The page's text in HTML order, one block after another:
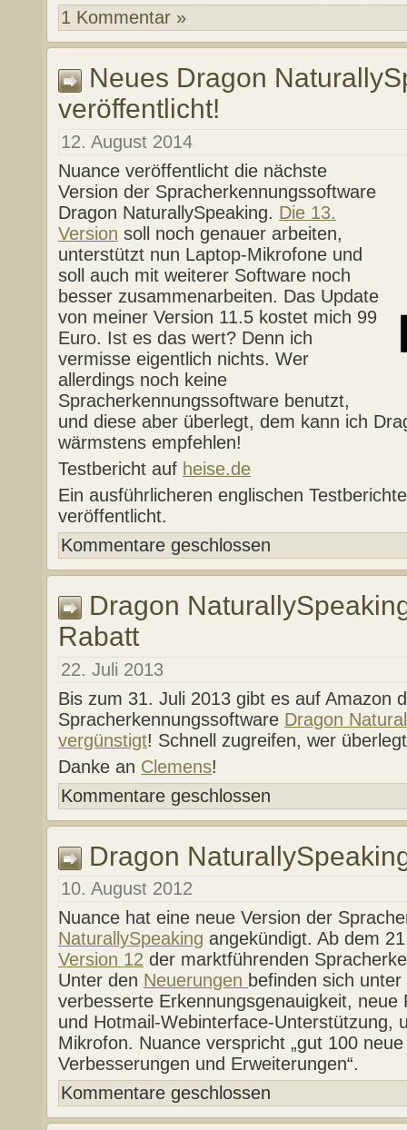
1 Kommentar »
Neues Dragon
veröffentlicht!
12. August 2014
Nuance veröffentlicht die nächste
Version der Spracherkennungssoftware
Dragon NaturallySpeaking. Die 13.
Version soll noch genauer arbeiten,
unterstützt nun Laptop-Mikrofone und
soll auch mit weiterer Software noch
besser zusammenarbeiten. Das Update
von meiner Version 11.5 kostet mich 99
Euro. Ist es das wert? Denn ich
vermisse eigentlich nichts. Wer
allerdings noch keine
Spracherkennungssoftware benutzt,
und diese aber überlegt, dem kann ich
wärmstens empfehlen!
Testbericht auf heise.de
Ein ausführlicheren englischen
veröffentlicht.
Kommentare geschlossen
Dragon
Rabatt
22. Juli 2013
Bis zum 31. Juli 2013 gibt es auf Amazon
Spracherkennungssoftware Dragon
vergünstigt! Schnell zugreifen, wer
Danke an Clemens!
Kommentare geschlossen
Dragon
10. August 2012
Nuance hat eine neue Version der
NaturallySpeaking angekündigt. Ab dem
Version 12 der marktführenden
Unter den Neuerungen befinden sich
verbesserte Erkennungsgenauigkeit,
und Hotmail-Webinterface-Unterstützung,
Mikrofon. Nuance verspricht „gut 100
Verbesserungen und Erweiterungen“.
Kommentare geschlossen